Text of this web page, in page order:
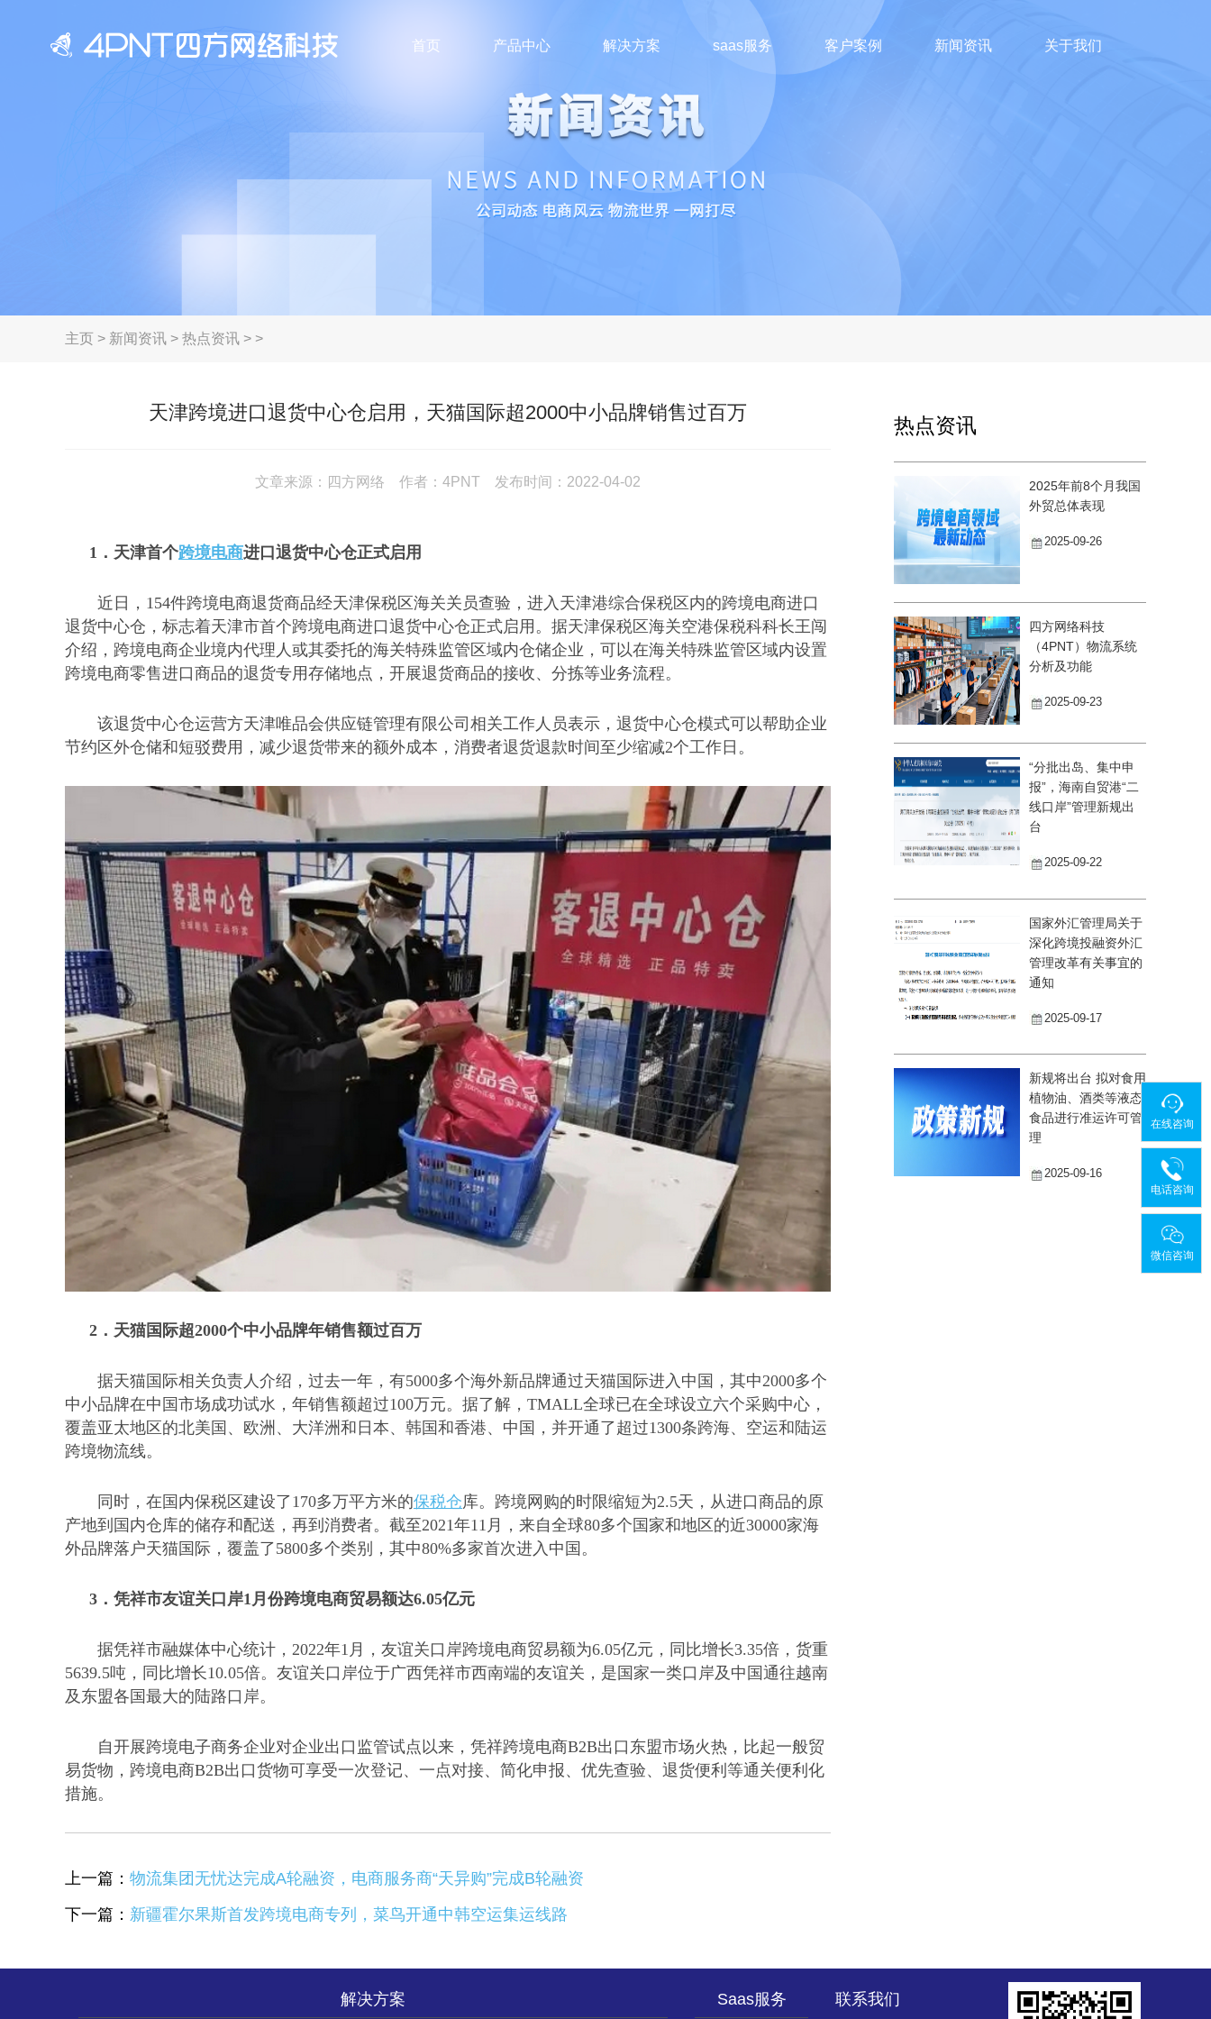
首页 产品中心 解决方案 saas服务 客户案例 新闻资讯 关于我们
主页 > 新闻资讯 > 热点资讯 > >
天津跨境进口退货中心仓启用，天猫国际超2000中小品牌销售过百万
文章来源：四方网络 作者：4PNT 发布时间：2022-04-02
1． 天津首个跨境电商进口退货中心仓正式启用
近日， 154件跨境电商退货商品经天津保税区海关关员查验，进入天津港综合保税区内的跨境电商进口
退货中心仓，标志着天津市首个跨境电商进口退货中心仓正式启用。据天津保税区海关空港保税科科长王闯
介绍，跨境电商企业境内代理人或其委托的海关特殊监管区域内仓储企业，可以在海关特殊监管区域内设置
跨境电商零售进口商品的退货专用存储地点，开展退货商品的接收、分拣等业务流程。
该退货中心仓运营方天津唯品会供应链管理有限公司相关工作人员表示，退货中心仓模式可以帮助企业
节约区外仓储和短驳费用，减少退货带来的额外成本，消费者退货退款时间至少缩减2个工作日。
2． 天猫国际超2000个中小品牌年销售额过百万
据天猫国际相关负责人介绍，过去一年，有5000多个海外新品牌通过天猫国际进入中国，其中2000多个
中小品牌在中国市场成功试水，年销售额超过100万元。据了解，TMALL全球已在全球设立六个采购中心，
覆盖亚太地区的北美国、欧洲、大洋洲和日本、韩国和香港、中国，并开通了超过1300条跨海、空运和陆运
跨境物流线。
同时，在国内保税区建设了170多万平方米的保税仓库。跨境网购的时限缩短为2.5天，从进口商品的原
产地到国内仓库的储存和配送，再到消费者。截至2021年11月，来自全球80多个国家和地区的近30000家海
外品牌落户天猫国际，覆盖了5800多个类别，其中80%多家首次进入中国。
3． 凭祥市友谊关口岸1月份跨境电商贸易额达6.05亿元
据凭祥市融媒体中心统计， 2022年1月，友谊关口岸跨境电商贸易额为6.05亿元，同比增长3.35倍，货重
5639.5吨，同比增长10.05倍。友谊关口岸位于广西凭祥市西南端的友谊关，是国家一类口岸及中国通往越南
及东盟各国最大的陆路口岸。
自开展跨境电子商务企业对企业出口监管试点以来，凭祥跨境电商B2B出口东盟市场火热，比起一般贸
易货物，跨境电商B2B出口货物可享受一次登记、一点对接、简化申报、优先查验、退货便利等通关便利化
措施。
上一篇： 物流集团无忧达完成A轮融资，电商服务商“天异购”完成B轮融资
下一篇： 新疆霍尔果斯首发跨境电商专列，菜鸟开通中韩空运集运线路
热点资讯
2025年前8个月我国
外贸总体表现
2025-09-26
四方网络科技
（4PNT）物流系统
分析及功能
2025-09-23
“分批出岛、集中申
报”，海南自贸港“二
线口岸”管理新规出
台
2025-09-22
国家外汇管理局关于
深化跨境投融资外汇
管理改革有关事宜的
通知
2025-09-17
新规将出台 拟对食用
植物油、酒类等液态
食品进行准运许可管
理
2025-09-16
在线咨询
电话咨询
微信咨询
解决方案 Saas服务 联系我们